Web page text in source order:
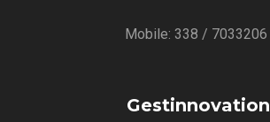
Mobile: 338 / 7033206
Gestinnovation